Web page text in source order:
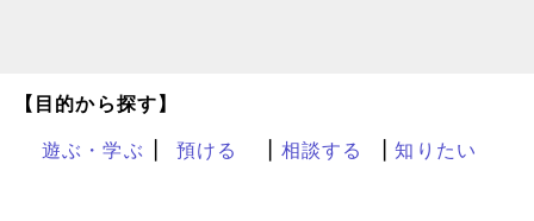
【目的から探す】
遊ぶ・学ぶ 預ける 相談する 知りたい